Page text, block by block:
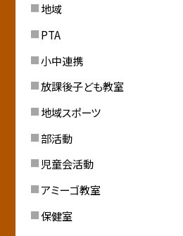
地域
PTA
小中連携
放課後子ども教室
地域スポーツ
部活動
児童会活動
アミーゴ教室
保健室